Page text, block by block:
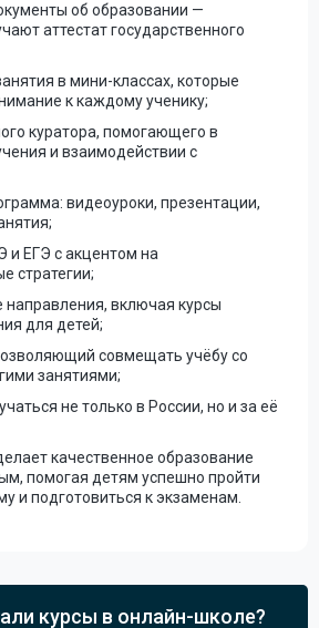
об образовании —
аттестат государственного
в мини-классах, которые
к каждому ученику;
куратора, помогающего в
и взаимодействии с
видеоуроки, презентации,
и ЕГЭ с акцентом на
стратегии;
направления, включая курсы
для детей;
совмещать учёбу со
занятиями;
не только в России, но и за её
качественное образование
помогая детям успешно пройти
и подготовиться к экзаменам.
курсы в онлайн-школе?